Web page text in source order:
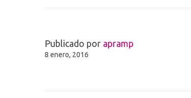
Publicado por apramp
8 enero, 2016